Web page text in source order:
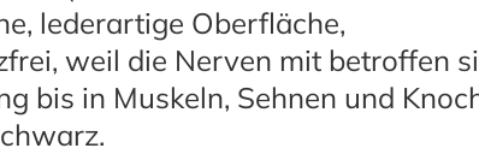
lederartige Oberfläche,
weil die Nerven mit betroffen
bis in Muskeln, Sehnen und